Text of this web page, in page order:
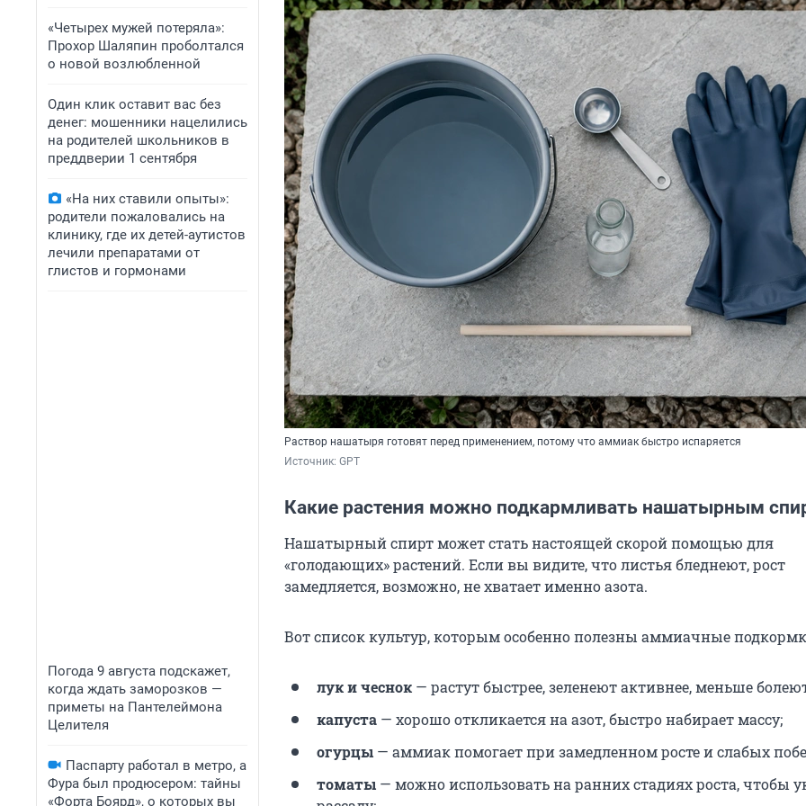
«Четырех мужей потеряла»:
Прохор Шаляпин проболтался
о новой возлюбленной
Один клик оставит вас без
денег: мошенники нацелились
на родителей школьников в
преддверии 1 сентября
«На них ставили опыты»:
родители пожаловались на
клинику, где их детей-аутистов
лечили препаратами от
глистов и гормонами
Погода 9 августа подскажет,
когда ждать заморозков —
приметы на Пантелеймона
Целителя
Паспарту работал в метро, а
Фура был продюсером: тайны
«Форта Боярд», о которых вы
Раствор нашатыря готовят перед применением, потому что аммиак быстро испаряется
Источник: GPT
Какие растения можно подкармливать нашатырным
Нашатырный спирт может стать настоящей скорой помощью для
«голодающих» растений. Если вы видите, что листья бледнеют, рост
замедляется, возможно, не хватает именно азота.
Вот список культур, которым особенно полезны аммиачные
лук и чеснок — растут быстрее, зеленеют активнее, меньше
капуста — хорошо откликается на азот, быстро набирает массу;
огурцы — аммиак помогает при замедленном росте и слабых
томаты — можно использовать на ранних стадиях роста, чтобы